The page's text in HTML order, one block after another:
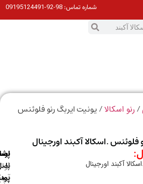
شماره تماس:98-92-09195124491
/ یونیت ایربگ رنو فلوئنس
.اسکالا آکبند اورجینال
اورجینال
اصالت
پشتیبانی
(واتس